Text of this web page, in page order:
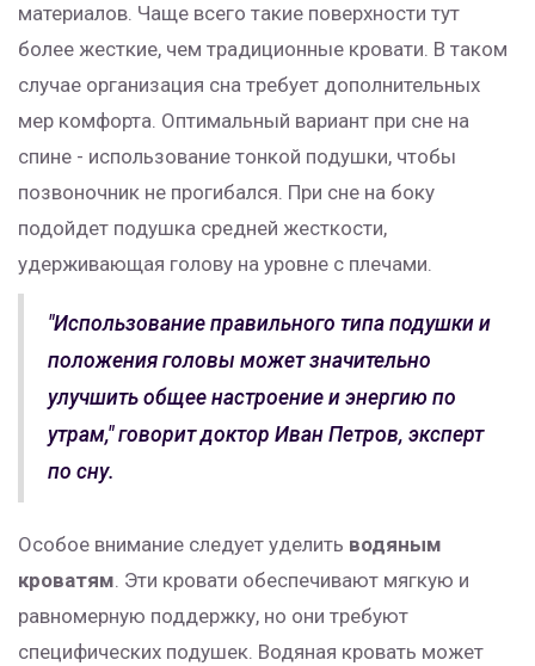
материалов. Чаще всего такие поверхности тут
более жесткие, чем традиционные кровати. В таком
случае организация сна требует дополнительных
мер комфорта. Оптимальный вариант при сне на
спине - использование тонкой подушки, чтобы
позвоночник не прогибался. При сне на боку
подойдет подушка средней жесткости,
удерживающая голову на уровне с плечами.
"Использование правильного типа подушки и
положения головы может значительно
улучшить общее настроение и энергию по
утрам," говорит доктор Иван Петров, эксперт
по сну.
Особое внимание следует уделить водяным
кроватям. Эти кровати обеспечивают мягкую и
равномерную поддержку, но они требуют
специфических подушек. Водяная кровать может